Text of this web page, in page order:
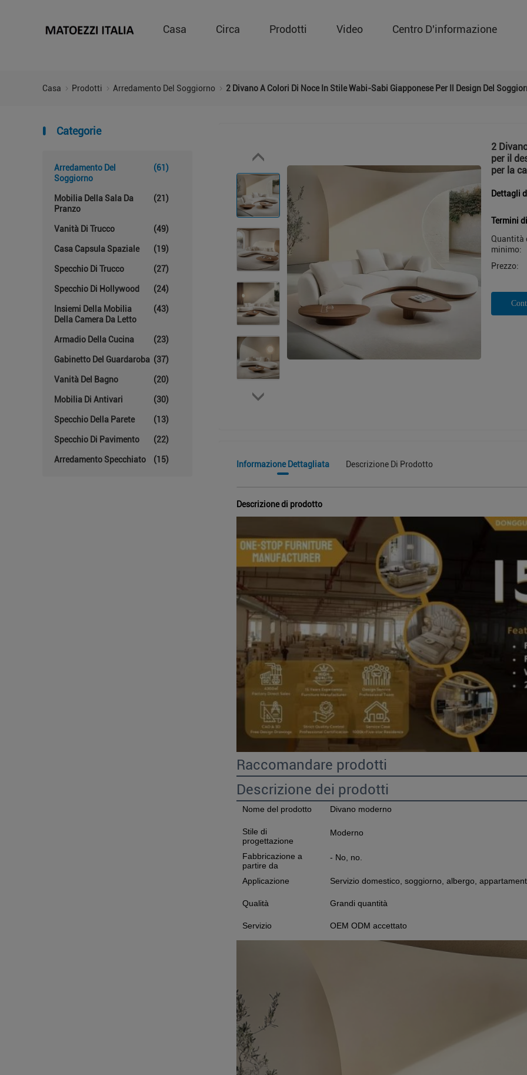
Casa Circa Prodotti Video Centro D'informazione
Casa Prodotti Arredamento Del Soggiorno 2 Divano A Colori Di Noce In Stile Wabi-Sabi Giapponese Per Il Design Del
Categorie
Arredamento Del
Soggiorno
(61)
Mobilia Della Sala Da
Pranzo
(21)
Vanità Di Trucco (49)
Casa Capsula Spaziale (19)
Specchio Di Trucco (27)
Specchio Di Hollywood (24)
Insiemi Della Mobilia
Della Camera Da Letto
(43)
Armadio Della Cucina (23)
Gabinetto Del Guardaroba (37)
Vanità Del Bagno (20)
Mobilia Di Antivari (30)
Specchio Della Parete (13)
Specchio Di Pavimento (22)
Arredamento Specchiato (15)
2
per il
per la
Dettagli
Termini
Quantità
minimo:
Prezzo:
Informazione Dettagliata Descrizione Di Prodotto
Descrizione di prodotto
Raccomandare prodotti
Descrizione dei prodotti
Nome del prodotto Divano moderno
Stile di
progettazione
Moderno
Fabbricazione a
partire da
- No, no.
Applicazione Servizio domestico, soggiorno, albergo,
Qualità Grandi quantità
Servizio OEM ODM accettato